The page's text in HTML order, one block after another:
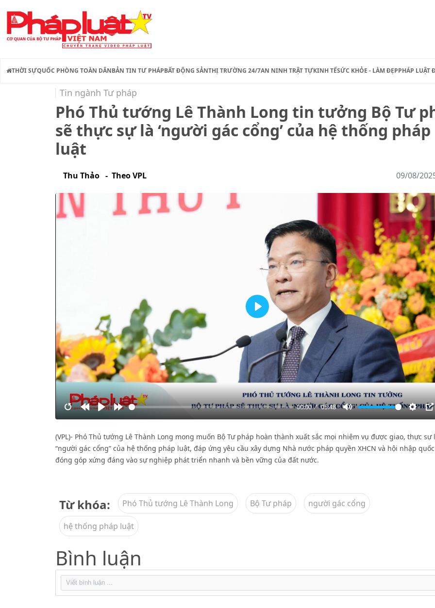
THỜI SỰQUỐC PHÒNG TOÀN DÂNBẢN TIN TƯ PHÁPBẤT ĐỘNG SẢNTHỊ TRƯỜNG 24/7AN NINH TRẬT TỰKINH TẾSỨC KHỎE - LÀM ĐẸPPHÁP LUẬT
Tin ngành Tư pháp
Phó Thủ tướng Lê Thành Long tin tưởng Bộ Tư
sẽ thực sự là ‘người gác cổng’ của hệ thống pháp
luật
Thu Thảo - Theo VPL 09/08/
RestartRewindPlay
Forward
00:00 05:48
Mute
Play
(VPL)- Phó Thủ tướng Lê Thành Long mong muốn Bộ Tư pháp hoàn thành xuất sắc mọi nhiệm vụ được giao, thực sự
“người gác cổng” của hệ thống pháp luật, đáp ứng yêu cầu xây dựng Nhà nước pháp quyền XHCN và hội nhập
đóng góp xứng đáng vào sự nghiệp phát triển nhanh và bền vững của đất nước.
Từ khóa: Phó Thủ tướng Lê Thành Long Bộ Tư pháp người gác cổng
hệ thống pháp luật
Bình luận